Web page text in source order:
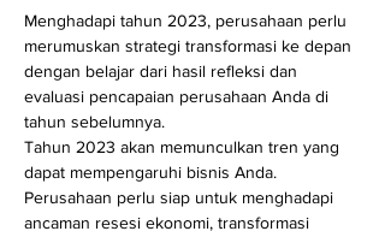
Menghadapi tahun 2023, perusahaan perlu
merumuskan strategi transformasi ke depan
dengan belajar dari hasil refleksi dan
evaluasi pencapaian perusahaan Anda di
tahun sebelumnya.
Tahun 2023 akan memunculkan tren yang
dapat mempengaruhi bisnis Anda.
Perusahaan perlu siap untuk menghadapi
ancaman resesi ekonomi, transformasi